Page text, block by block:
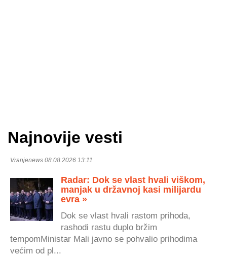
Najnovije vesti
Vranjenews 08.08.2026 13:11
Radar: Dok se vlast hvali viškom,
manjak u državnoj kasi milijardu
evra »
Dok se vlast hvali rastom prihoda,
rashodi rastu duplo bržim
tempomMinistar Mali javno se pohvalio prihodima
većim od pl...